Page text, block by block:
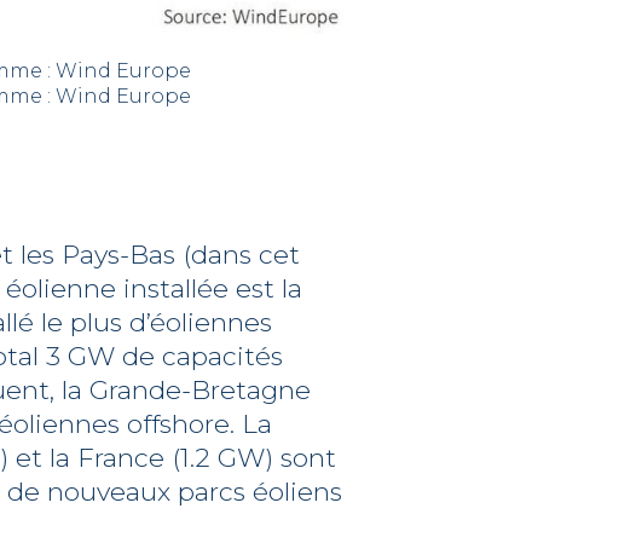
: Wind Europe
: Wind Europe
les Pays-Bas (dans cet
installée est la
le plus d’éoliennes
3 GW de capacités
la Grande-Bretagne
offshore. La
et la France (1.2 GW) sont
nouveaux parcs éoliens